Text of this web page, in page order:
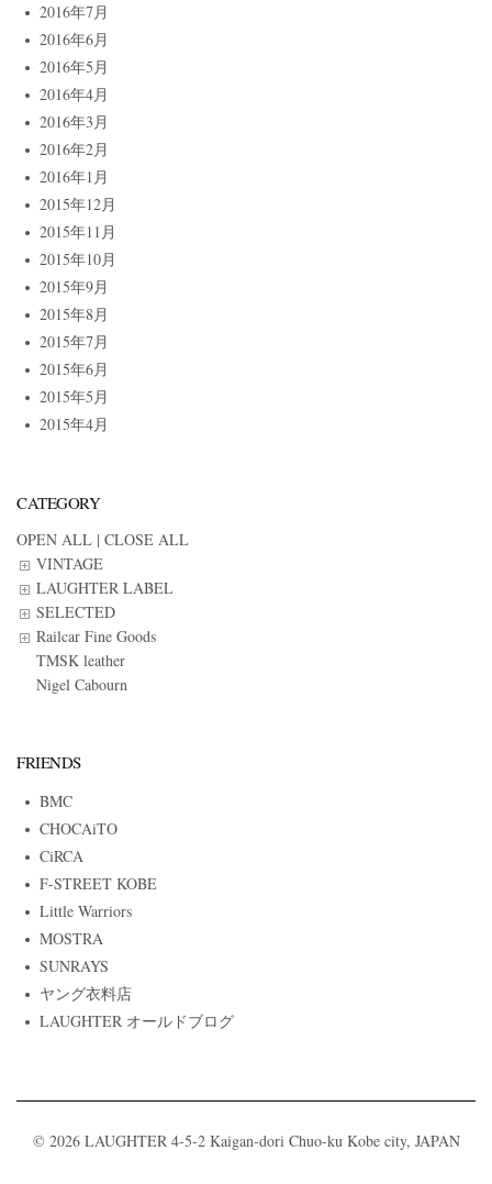
2016年7月
2016年6月
2016年5月
2016年4月
2016年3月
2016年2月
2016年1月
2015年12月
2015年11月
2015年10月
2015年9月
2015年8月
2015年7月
2015年6月
2015年5月
2015年4月
CATEGORY
OPEN ALL | CLOSE ALL
VINTAGE
LAUGHTER LABEL
SELECTED
Railcar Fine Goods
TMSK leather
Nigel Cabourn
FRIENDS
BMC
CHOCAiTO
CiRCA
F-STREET KOBE
Little Warriors
MOSTRA
SUNRAYS
ヤング衣料店
LAUGHTER オールドブログ
© 2026 LAUGHTER 4-5-2 Kaigan-dori Chuo-ku Kobe city, JAPAN